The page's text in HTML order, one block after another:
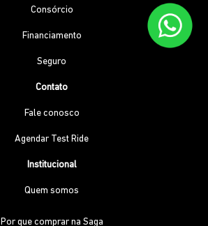
Consórcio
Financiamento
Seguro
Contato
Fale conosco
Agendar Test Ride
Institucional
Quem somos
Por que comprar na Saga